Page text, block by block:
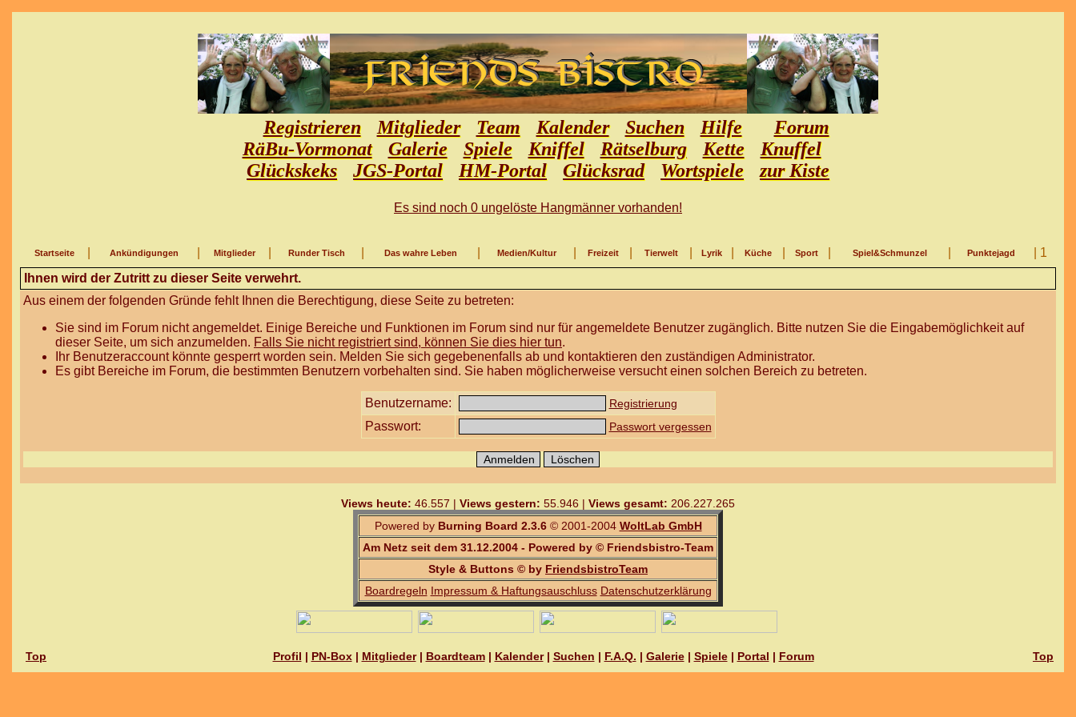
Registrieren Mitglieder Team Kalender Suchen Hilfe
Forum
RäBu-Vormonat
Galerie Spiele Kniffel Rätselburg Kette
Knuffel
Glückskeks
JGS-Portal HM-Portal Glücksrad Wortspiele zur Kiste
Es sind noch 0 ungelöste Hangmänner vorhanden!
Startseite Ankündigungen Mitglieder Runder Tisch Das wahre Leben Medien/Kultur Freizeit Tierwelt Lyrik Küche Sport Spiel&Schmunzel Punktejagd
| 1
Ihnen wird der Zutritt zu dieser Seite verwehrt.
Aus einem der folgenden Gründe fehlt Ihnen die Berechtigung, diese Seite zu betreten:
Sie sind im Forum nicht angemeldet. Einige Bereiche und Funktionen im Forum sind nur für angemeldete Benutzer zugänglich. Bitte nutzen Sie die Eingabemöglichkeit auf
dieser Seite, um sich anzumelden. Falls Sie nicht registriert sind, können Sie dies hier tun.
Ihr Benutzeraccount könnte gesperrt worden sein. Melden Sie sich gegebenenfalls ab und kontaktieren den zuständigen Administrator.
Es gibt Bereiche im Forum, die bestimmten Benutzern vorbehalten sind. Sie haben möglicherweise versucht einen solchen Bereich zu betreten.
Benutzername: Registrierung
Passwort: Passwort vergessen
Views heute: 46.557 | Views gestern: 55.946 | Views gesamt: 206.227.265
Powered by Burning Board 2.3.6© 2001-2004 WoltLab GmbH
Am Netz seit dem 31.12.2004 - Powered by © Friendsbistro-Team
Style & Buttons © by FriendsbistroTeam
Boardregeln Impressum & Haftungsauschluss Datenschutzerklärung
Top Profil | PN-Box| Mitglieder| Boardteam| Kalender| Suchen | F.A.Q. | Galerie| Spiele| Portal | Forum Top